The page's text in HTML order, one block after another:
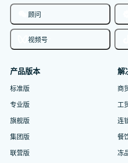
顾问
视频号
产品版本
标准版
专业版
旗舰版
集团版
联营版
解
商
工
连
餐
冻